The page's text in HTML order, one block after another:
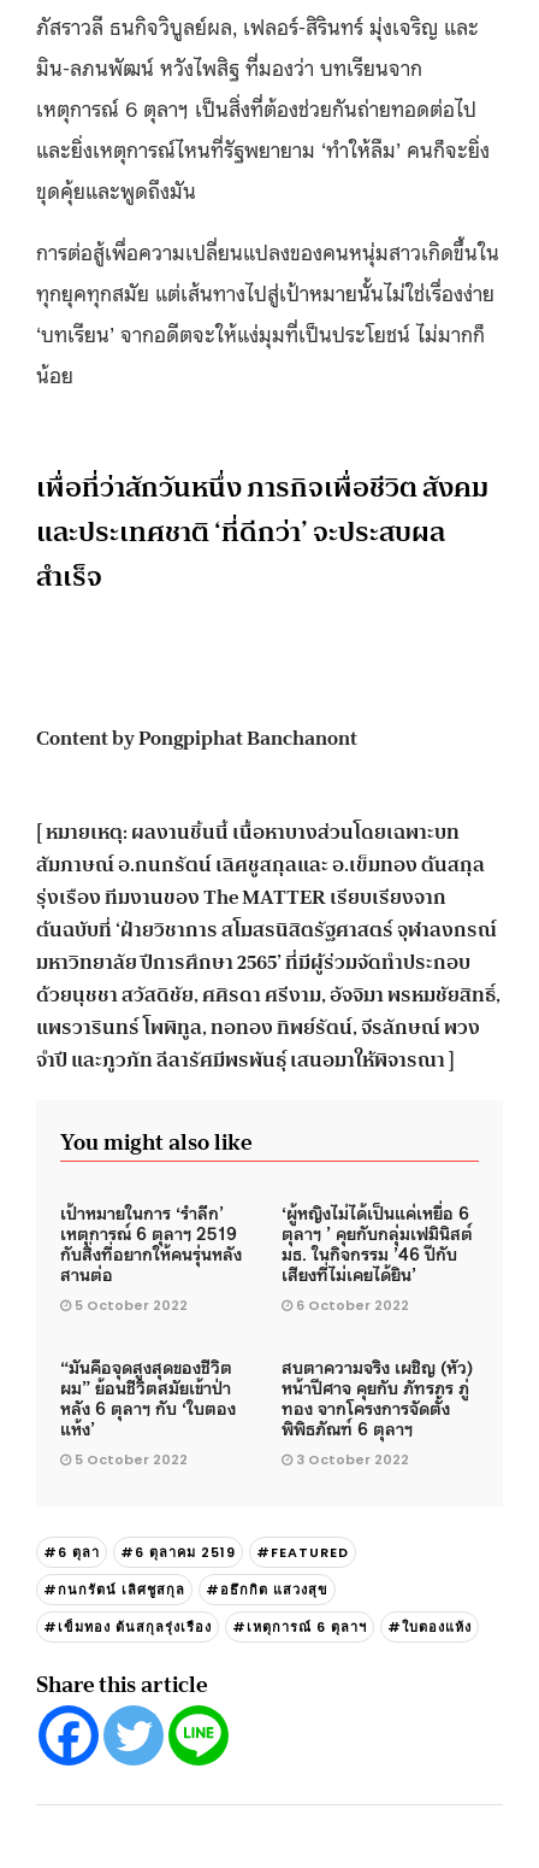
ภัสราวลี ธนกิจวิบูลย์ผล, เฟลอร์-สิรินทร์ มุ่งเจริญ และ
มิน-ลภนพัฒน์ หวังไพสิฐ ที่มองว่า บทเรียนจาก
เหตุการณ์ 6 ตุลาฯ เป็นสิ่งที่ต้องช่วยกันถ่ายทอดต่อไป
และยิ่งเหตุการณ์ไหนที่รัฐพยายาม ‘ทำให้ลืม’ คนก็จะยิ่ง
ขุดคุ้ยและพูดถึงมัน
การต่อสู้เพื่อความเปลี่ยนแปลงของคนหนุ่มสาวเกิดขึ้นใน
ทุกยุคทุกสมัย แต่เส้นทางไปสู่เป้าหมายนั้นไม่ใช่เรื่องง่าย
‘บทเรียน’ จากอดีตจะให้แง่มุมที่เป็นประโยชน์ ไม่มากก็
น้อย
เพื่อที่ว่าสักวันหนึ่ง ภารกิจเพื่อชีวิต สังคม
และประเทศชาติ ‘ที่ดีกว่า’ จะประสบผล
สำเร็จ
Content by Pongpiphat Banchanont
[ หมายเหตุ: ผลงานชิ้นนี้ เนื้อหาบางส่วนโดยเฉพาะบท
สัมภาษณ์ อ.กนกรัตน์ เลิศชูสกุลและ อ.เข็มทอง ต้นสกุล
รุ่งเรือง ทีมงานของ The MATTER เรียบเรียงจาก
ต้นฉบับที่ ‘ฝ่ายวิชาการ สโมสรนิสิตรัฐศาสตร์ จุฬาลงกรณ์
มหาวิทยาลัย ปีการศึกษา 2565’ ที่มีผู้ร่วมจัดทำประกอบ
ด้วยนุชชา สวัสดิชัย, ศศิรดา ศรีงาม, อัจจิมา พรหมชัยสิทธิ์,
แพรวารินทร์ โพพิทูล, ทอทอง ทิพย์รัตน์, จีรลักษณ์ พวง
จำปี และภูวภัท ลีลารัศมีพรพันธุ์ เสนอมาให้พิจารณา ]
You might also like
เป้าหมายในการ ‘รำลึก’
เหตุการณ์ 6 ตุลาฯ 2519
กับสิ่งที่อยากให้คนรุ่นหลัง
สานต่อ
5 October 2022
‘ผู้หญิงไม่ได้เป็นแค่เหยื่อ 6
ตุลาฯ ’ คุยกับกลุ่มเฟมินิสต์
มธ. ในกิจกรรม ’46 ปีกับ
เสียงที่ไม่เคยได้ยิน’
6 October 2022
“มันคือจุดสูงสุดของชีวิต
ผม” ย้อนชีวิตสมัยเข้าป่า
หลัง 6 ตุลาฯ กับ ‘ใบตอง
แห้ง’
5 October 2022
สบตาความจริง เผชิญ (หัว)
หน้าปีศาจ คุยกับ ภัทรภร ภู่
ทอง จากโครงการจัดตั้ง
พิพิธภัณฑ์ 6 ตุลาฯ
3 October 2022
#6 ตุลา #6 ตุลาคม 2519
#FEATURED
#กนกรัตน์ เลิศชูสกุล
#อธึกกิต แสวงสุข
#เข็มทอง ต้นสกุลรุ่งเรือง
#เหตุการณ์ 6 ตุลาฯ #ใบตองแห้ง
Share this article